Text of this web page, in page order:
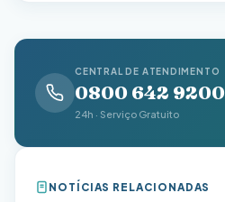
CENTRAL DE ATENDIMENTO
0800 642 9200
24h · Serviço Gratuito
NOTÍCIAS RELACIONADAS